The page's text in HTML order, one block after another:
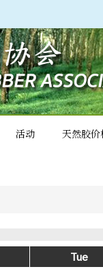
活动 天然胶价
Tue